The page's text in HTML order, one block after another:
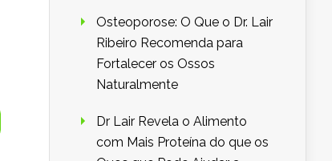
Osteoporose: O Que o Dr. Lair
Ribeiro Recomenda para
Fortalecer os Ossos
Naturalmente
Dr Lair Revela o Alimento
com Mais Proteína do que os